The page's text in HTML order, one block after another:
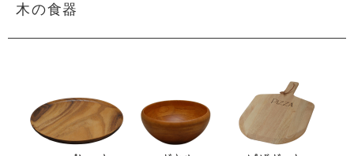
木の食器